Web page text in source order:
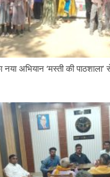
नया अभियान ‘मस्ती की पाठशाला’